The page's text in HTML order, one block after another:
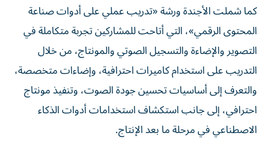
كما شملت الأجندة ورشة «تدريب عملي على أدوات صناعة
المحتوى الرقمي»، التي أتاحت للمشاركين تجربة متكاملة في
التصوير والإضاءة والتسجيل الصوتي والمونتاج، من خلال
التدريب على استخدام كاميرات احترافية، وإضاءات متخصصة،
والتعرف إلى أساسيات تحسين جودة الصوت، وتنفيذ مونتاج
احترافي، إلى جانب استكشاف استخدامات أدوات الذكاء
الاصطناعي في مرحلة ما بعد الإنتاج.